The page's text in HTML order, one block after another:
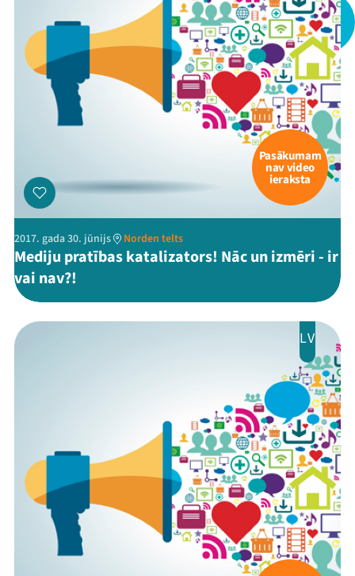
Pasākumam
nav video
ieraksta
2017. gada 30. jūnijs Norden telts
Mediju pratības katalizators! Nāc un izmēri - ir
vai nav?!
LV